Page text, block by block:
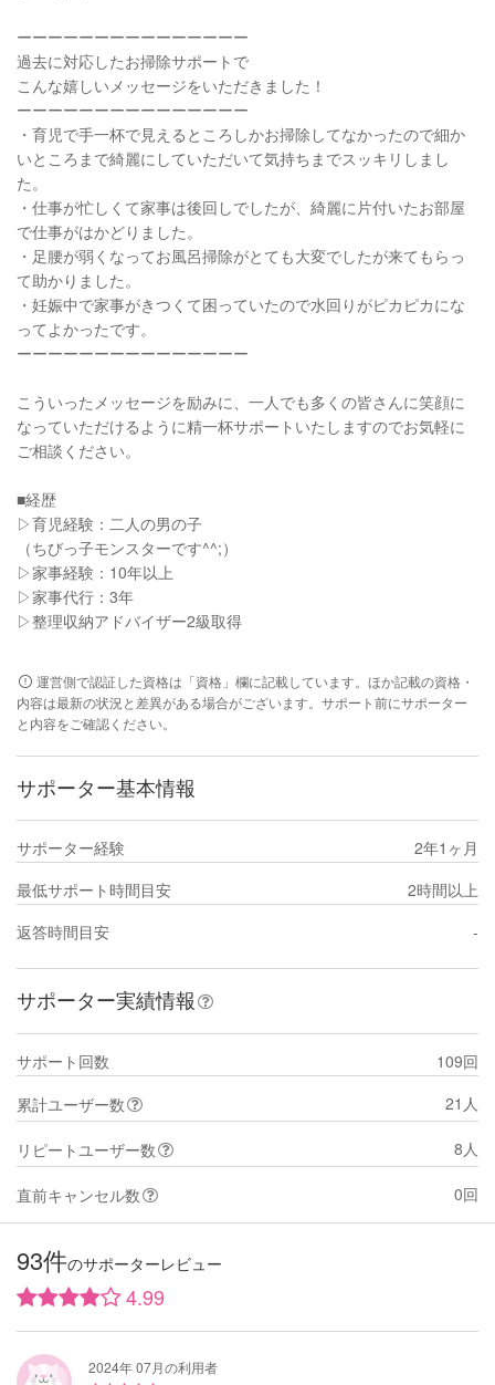
ーーーーーーーーーーーーーーー
過去に対応したお掃除サポートで
こんな嬉しいメッセージをいただきました！
ーーーーーーーーーーーーーーー
・育児で手一杯で見えるところしかお掃除してなかったので細か
いところまで綺麗にしていただいて気持ちまでスッキリしまし
た。
・仕事が忙しくて家事は後回しでしたが、綺麗に片付いたお部屋
で仕事がはかどりました。
・足腰が弱くなってお風呂掃除がとても大変でしたが来てもらっ
て助かりました。
・妊娠中で家事がきつくて困っていたので水回りがピカピカにな
ってよかったです。
ーーーーーーーーーーーーーーー
こういったメッセージを励みに、一人でも多くの皆さんに笑顔に
なっていただけるように精一杯サポートいたしますのでお気軽に
ご相談ください。
■経歴
▷育児経験：二人の男の子
（ちびっ子モンスターです^^;）
▷家事経験：10年以上
▷家事代行：3年
▷整理収納アドバイザー2級取得
運営側で認証した資格は「資格」欄に記載しています。ほか記載の資格・
内容は最新の状況と差異がある場合がございます。サポート前にサポーター
と内容をご確認ください。
サポーター基本情報
サポーター経験
2年1ヶ月
最低サポート時間目安
2時間以上
返答時間目安
-
サポーター実績情報
サポート回数
109回
累計ユーザー数
21人
リピートユーザー数 8人
直前キャンセル数 0回
93件のサポーターレビュー
4.99
2024年 07月の利用者